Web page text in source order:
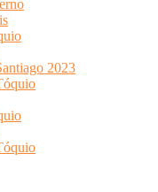
2023